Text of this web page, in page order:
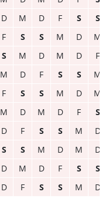
D M D F S
S
F S S M D
M
S M D M D
F
M D F S S
M
F S S M D
M
M D M D F
S
D F S S M
D
S S M D M
D
D M D F S
S
D F S S M D